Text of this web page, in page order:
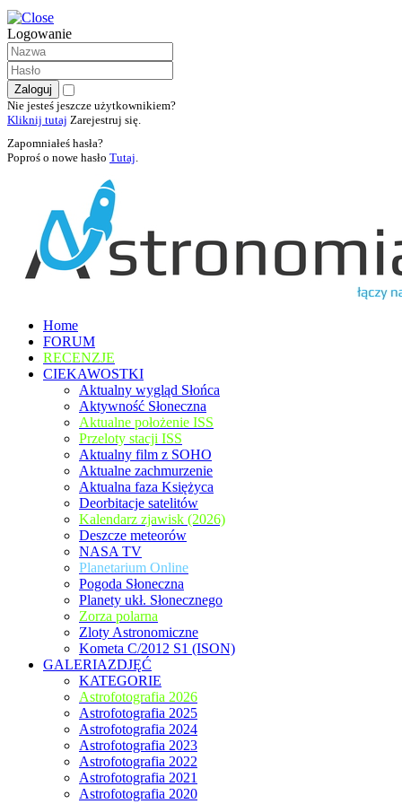
Logowanie
Nie jesteś jeszcze użytkownikiem?
Kliknij tutaj Zarejestruj się.
Zapomniałeś hasła?
Poproś o nowe hasło Tutaj.
Home
FORUM
RECENZJE
CIEKAWOSTKI
Aktualny wygląd Słońca
Aktywność Słoneczna
Aktualne położenie ISS
Przeloty stacji ISS
Aktualny film z SOHO
Aktualne zachmurzenie
Aktualna faza Księżyca
Deorbitacje satelitów
Kalendarz zjawisk (2026)
Deszcze meteorów
NASA TV
Planetarium Online
Pogoda Słoneczna
Planety ukł. Słonecznego
Zorza polarna
Zloty Astronomiczne
Kometa C/2012 S1 (ISON)
GALERIAZDJĘĆ
KATEGORIE
Astrofotografia 2026
Astrofotografia 2025
Astrofotografia 2024
Astrofotografia 2023
Astrofotografia 2022
Astrofotografia 2021
Astrofotografia 2020